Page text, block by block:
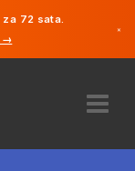
72 sata.
→
×